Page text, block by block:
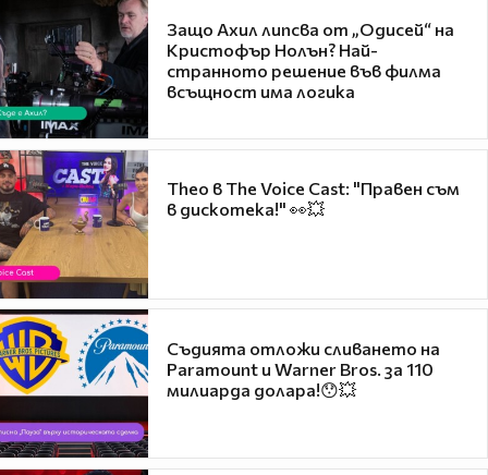
Защо Ахил липсва от „Одисей“ на
Кристофър Нолън? Най-
странното решение във филма
всъщност има логика
Theo в The Voice Cast: "Правен съм
в дискотека!" 👀💥
Съдията отложи сливането на
Paramount и Warner Bros. за 110
милиарда долара!😯💥